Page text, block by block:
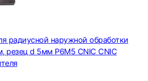
радиусной наружной обработки
резец d 5мм Р6М5 CNIC CNIC